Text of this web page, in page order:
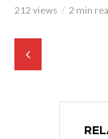
212 views 2 min